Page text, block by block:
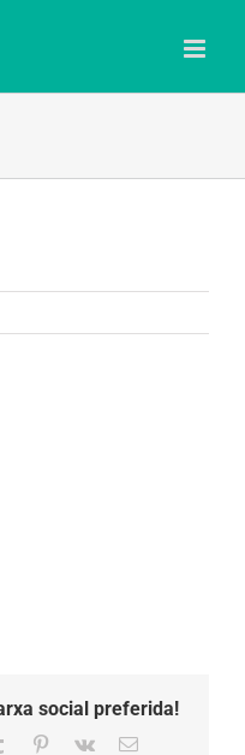
social preferida!
Tumblr Pinterest
Vk Email: